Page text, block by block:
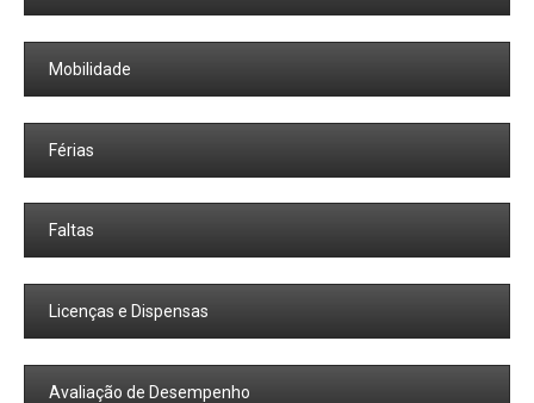
Mobilidade
Férias
Faltas
Licenças e Dispensas
Avaliação de Desempenho